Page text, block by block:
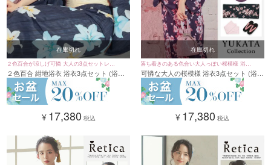
在庫切れ
２色百合が涼しげ可憐 大人の3点セットレデ
ィース浴衣
２色百合 紺地浴衣 浴衣3点セット (浴衣
+兵児帯+下駄)
¥ 17,380 税込
在庫切れ
落ち着きのある色合い大人っぽい桜模様 浴衣
3点セットレディース
可憐な大人の桜模様 浴衣3点セット (浴衣
+平帯or作り帯+下駄)
¥ 17,380 税込